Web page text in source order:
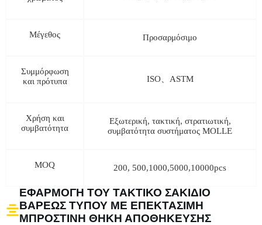
Μέγεθος Προσαρμόσιμο
Συμμόρφωση
και πρότυπα
ISO、ASTM
Χρήση και
συμβατότητα
Εξωτερική, τακτική, στρατιωτική,
συμβατότητα συστήματος MOLLE
MOQ 200, 500,1000,5000,10000pcs
ΕΦΑΡΜΟΓΉ ΤΟΥ ΤΑΚΤΙΚΌ ΣΑΚΊΔΙΟ
ΒΑΡΈΩΣ ΤΎΠΟΥ ΜΕ ΕΠΕΚΤΆΣΙΜΗ
ΜΠΡΟΣΤΙΝΉ ΘΉΚΗ ΑΠΟΘΉΚΕΥΣΗΣ